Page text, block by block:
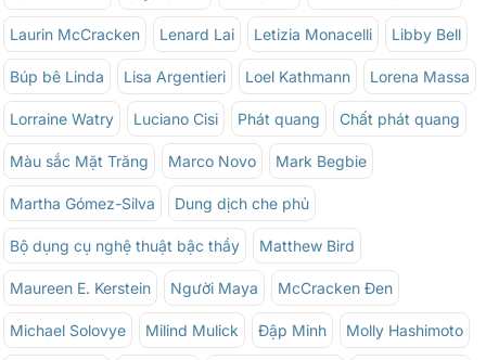
Laurin McCracken Lenard Lai Letizia Monacelli Libby Bell
Búp bê Linda Lisa Argentieri Loel Kathmann Lorena Massa
Lorraine Watry Luciano Cisi Phát quang Chất phát quang
Màu sắc Mặt Trăng Marco Novo Mark Begbie
Martha Gómez-Silva Dung dịch che phủ
Bộ dụng cụ nghệ thuật bậc thầy Matthew Bird
Maureen E. Kerstein Người Maya McCracken Đen
Michael Solovye Milind Mulick Đập Minh Molly Hashimoto